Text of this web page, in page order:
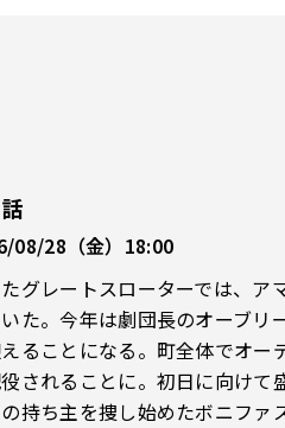
08/28（金）18:00
グレートスローターでは、
た。今年は劇団長のオーブ
ることになる。町全体でオー
されることに。初日に向け
持ち主を捜し始めたボニファ